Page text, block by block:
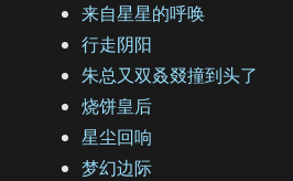
来自星星的呼唤
行走阴阳
朱总又双叒叕撞到头了
烧饼皇后
星尘回响
梦幻边际